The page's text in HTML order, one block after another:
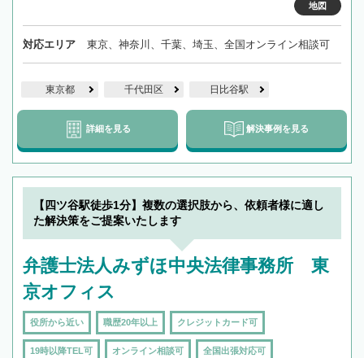
地図
対応エリア 東京、神奈川、千葉、埼玉、全国オンライン相談可
東京都 千代田区 日比谷駅
詳細を見る 解決事例を見る
【四ツ谷駅徒歩1分】複数の選択肢から、依頼者様に適し
た解決策をご提案いたします
弁護士法人みずほ中央法律事務所 東
京オフィス
役所から近い 職歴20年以上 クレジットカード可
19時以降TEL可 オンライン相談可 全国出張対応可